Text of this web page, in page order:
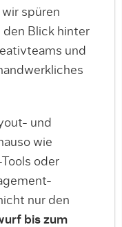
wir spüren
den Blick hinter
und
und
wie
oder
nur den
bis zum